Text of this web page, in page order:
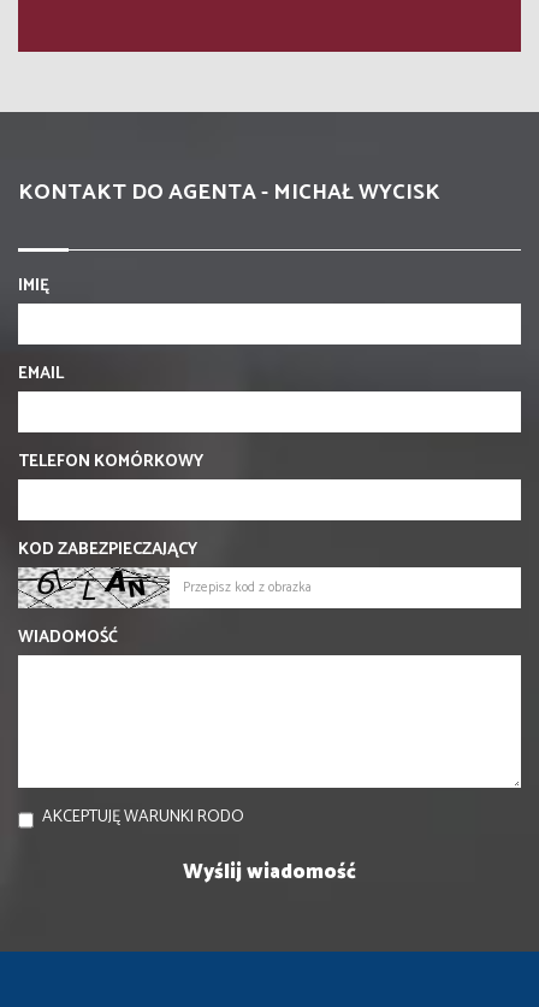
KONTAKT DO AGENTA - MICHAŁ WYCISK
IMIĘ
EMAIL
TELEFON KOMÓRKOWY
KOD ZABEZPIECZAJĄCY
WIADOMOŚĆ
AKCEPTUJĘ WARUNKI RODO